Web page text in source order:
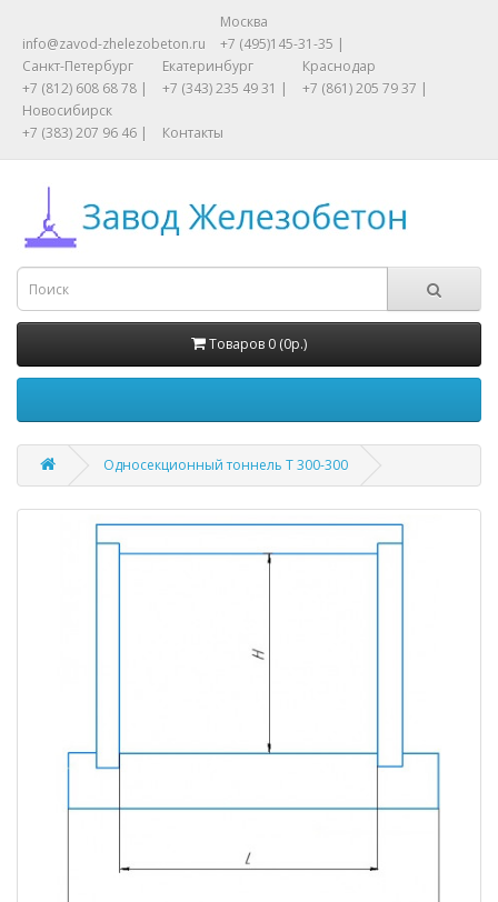
info@zavod-zhelezobeton.ru
Москва
+7 (495)145-31-35 |
Санкт-Петербург
+7 (812) 608 68 78 |
Екатеринбург
+7 (343) 235 49 31 |
Краснодар
+7 (861) 205 79 37 |
Новосибирск
+7 (383) 207 96 46 |
Контакты
Товаров 0 (0р.)
Односекционный тоннель Т 300-300